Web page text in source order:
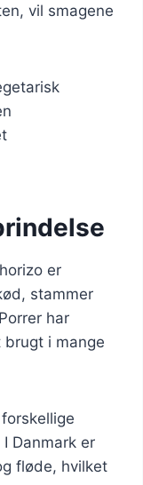
vil smagene
er
stammer
har
i mange
Danmark er
fløde, hvilket